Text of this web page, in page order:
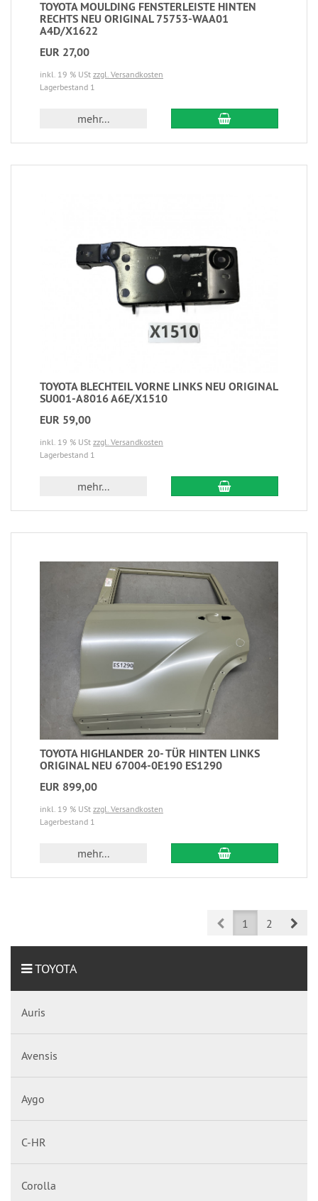
TOYOTA MOULDING FENSTERLEISTE HINTEN
RECHTS NEU ORIGINAL 75753-WAA01
A4D/X1622
EUR 27,00
inkl. 19 % USt zzgl. Versandkosten
Lagerbestand 1
mehr...
TOYOTA BLECHTEIL VORNE LINKS NEU ORIGINAL
SU001-A8016 A6E/X1510
EUR 59,00
inkl. 19 % USt zzgl. Versandkosten
Lagerbestand 1
mehr...
TOYOTA HIGHLANDER 20- TÜR HINTEN LINKS
ORIGINAL NEU 67004-0E190 ES1290
EUR 899,00
inkl. 19 % USt zzgl. Versandkosten
Lagerbestand 1
mehr...
Prev1 2
TOYOTA
Auris
Avensis
Aygo
C-HR
Corolla